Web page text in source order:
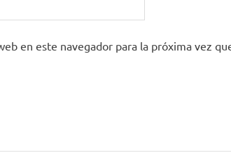
en este navegador para la próxima vez